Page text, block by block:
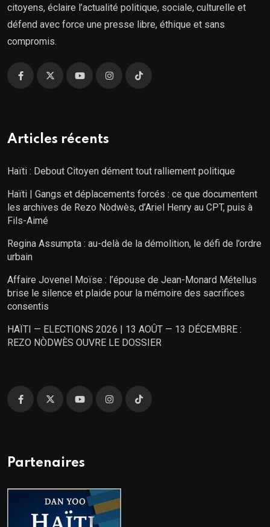
citoyens, éclaire l’actualité politique, sociale, culturelle et
défend avec force une presse libre, éthique et sans
compromis.
Articles récents
Haïti : Debout Citoyen dément tout ralliement politique
Haïti | Gangs et déplacements forcés : ce que documentent
les archives de Rezo Nòdwès, d’Ariel Henry au CPT, puis à
Fils-Aimé
Regina Assumpta : au-delà de la démolition, le défi de l’ordre
urbain
Affaire Jovenel Moïse : l’épouse de Jean-Monard Métellus
brise le silence et plaide pour la mémoire des sacrifices
consentis
HAÏTI — ELECTIONS 2026 | 13 AOÛT — 13 DÉCEMBRE :
REZO NÒDWÈS OUVRE LE DOSSIER
Partenaires